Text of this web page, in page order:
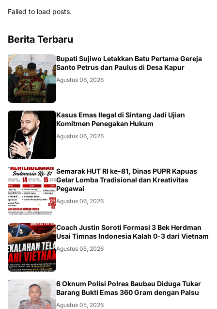
Failed to load posts.
Berita Terbaru
DAERAH
Bupati Sujiwo Letakkan Batu Pertama Gereja
Santo Petrus dan Paulus di Desa Kapur
Agustus 06, 2026
Kasus Emas Ilegal di Sintang Jadi Ujian
Komitmen Penegakan Hukum
Agustus 06, 2026
DAERAH
Semarak HUT RI ke-81, Dinas PUPR Kapuas
Gelar Lomba Tradisional dan Kreativitas
Pegawai
Agustus 06, 2026
JAKARTA
Coach Justin Soroti Formasi 3 Bek Herdman
Usai Timnas Indonesia Kalah 0-3 dari Vietnam
Agustus 05, 2026
BAUBAU
6 Oknum Polisi Polres Baubau Diduga Tukar
Barang Bukti Emas 360 Gram dengan Palsu
Agustus 05, 2026